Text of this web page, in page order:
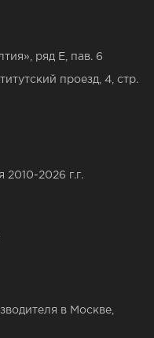
ряд Е, пав. 6
проезд, 4, стр.
2026 г.г.
в Москве,